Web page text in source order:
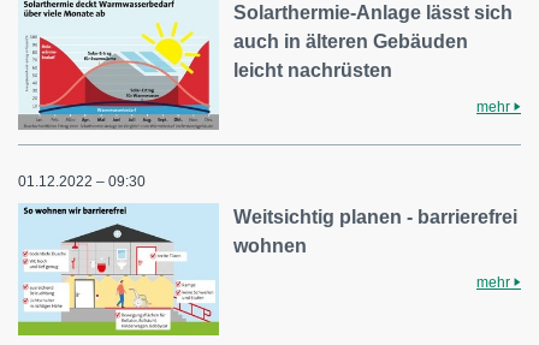
Solarthermie-Anlage lässt sich
auch in älteren Gebäuden
leicht nachrüsten
mehr
01.12.2022 – 09:30
Weitsichtig planen - barrierefrei
wohnen
mehr